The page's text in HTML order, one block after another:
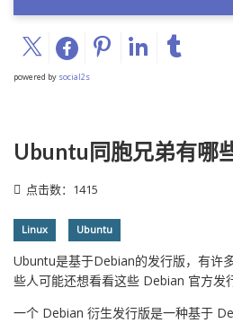
powered by social2s
Ubuntu同胞兄弟有哪
点击数：1415
Linux Ubuntu
Ubuntu是基于Debian的发行版，有许
些人可能还想看看这些 Debian 官方发
一个 Debian 衍生发行版是一种基于